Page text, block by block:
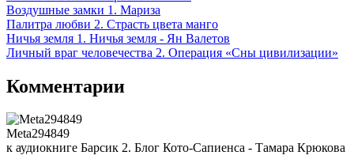
Воздушные замки 1. Мариза
Палитра любви 2. Страсть цвета манго
Ничья земля 1. Ничья земля - Ян Валетов
Личный враг человечества 2. Операция «Сны цивилизации»
Комментарии
Meta294849
к аудиокниге Барсик 2. Блог Кото-Сапиенса - Тамара Крюкова